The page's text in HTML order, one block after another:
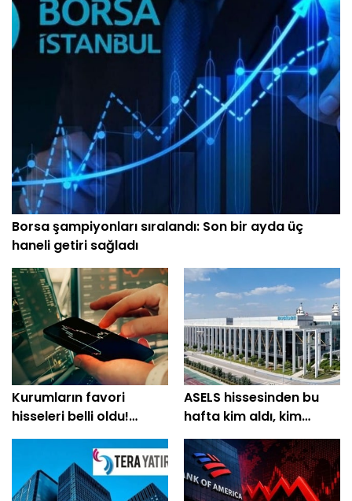
Borsa şampiyonları sıralandı: Son bir ayda üç
haneli getiri sağladı
Kurumların favori
hisseleri belli oldu!
Yüzde 200'e yakın getiri
ASELS hissesinden bu
hafta kim aldı, kim
sattı?